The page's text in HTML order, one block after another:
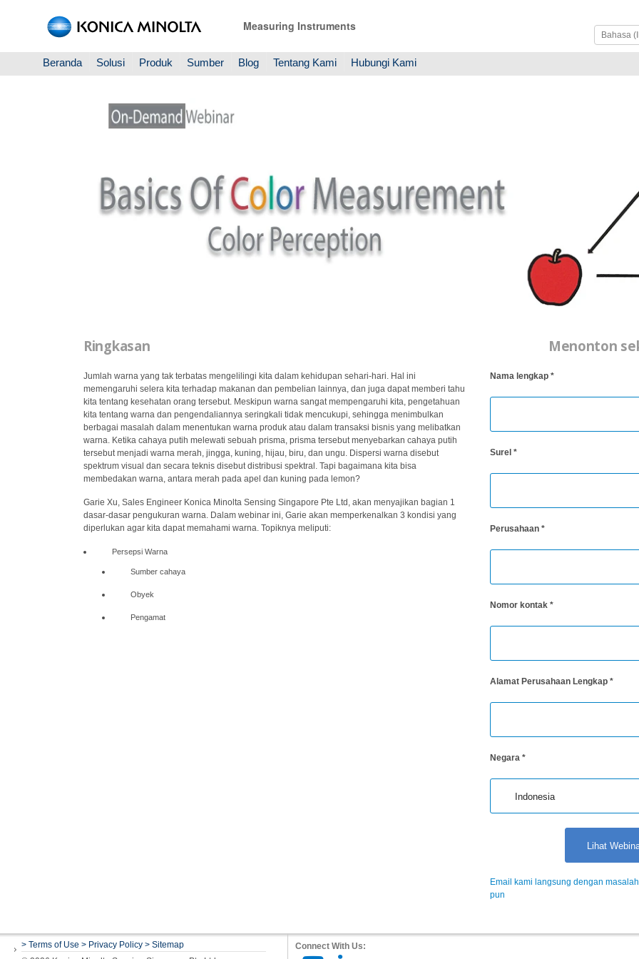
Measuring Instruments
Beranda Solusi Produk Sumber Blog Tentang Kami Hubungi Kami
Ringkasan
Jumlah warna yang tak terbatas mengelilingi kita dalam kehidupan sehari-hari. Hal ini
memengaruhi selera kita terhadap makanan dan pembelian lainnya, dan juga dapat memberi tahu
kita tentang kesehatan orang tersebut. Meskipun warna sangat mempengaruhi kita, pengetahuan
kita tentang warna dan pengendaliannya seringkali tidak mencukupi, sehingga menimbulkan
berbagai masalah dalam menentukan warna produk atau dalam transaksi bisnis yang melibatkan
warna. Ketika cahaya putih melewati sebuah prisma, prisma tersebut menyebarkan cahaya putih
tersebut menjadi warna merah, jingga, kuning, hijau, biru, dan ungu. Dispersi warna disebut
spektrum visual dan secara teknis disebut distribusi spektral. Tapi bagaimana kita bisa
membedakan warna, antara merah pada apel dan kuning pada lemon?
Garie Xu, Sales Engineer Konica Minolta Sensing Singapore Pte Ltd, akan menyajikan bagian 1
dasar-dasar pengukuran warna. Dalam webinar ini, Garie akan memperkenalkan 3 kondisi yang
diperlukan agar kita dapat memahami warna. Topiknya meliputi:
Persepsi Warna
Sumber cahaya
Obyek
Pengamat
Menonton
Nama lengkap *
Surel *
Perusahaan *
Nomor kontak *
Alamat Perusahaan Lengkap *
Negara *
Email kami langsung dengan
pun
> Terms of Use > Privacy Policy > Sitemap
Connect With Us: